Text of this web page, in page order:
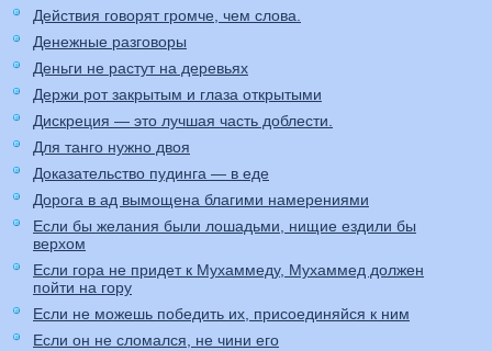
Действия говорят громче, чем слова.
Денежные разговоры
Деньги не растут на деревьях
Держи рот закрытым и глаза открытыми
Дискреция — это лучшая часть доблести.
Для танго нужно двоя
Доказательство пудинга — в еде
Дорога в ад вымощена благими намерениями
Если бы желания были лошадьми, нищие ездили бы
верхом
Если гора не придет к Мухаммеду, Мухаммед должен
пойти на гору
Если не можешь победить их, присоединяйся к ним
Если он не сломался, не чини его